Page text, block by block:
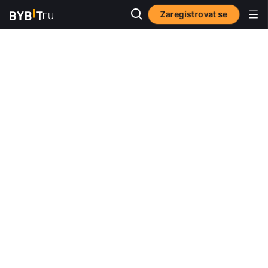
Zaregistrovat se